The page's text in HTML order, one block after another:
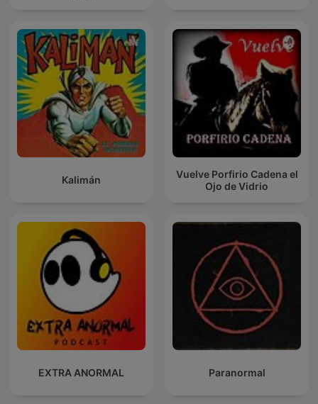
Kalimán
Vuelve Porfirio Cadena el
Ojo de Vidrio
EXTRA ANORMAL Paranormal